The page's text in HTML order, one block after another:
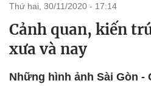
thứ hai, 30/11/2020 - 17:14
Cảnh quan, kiến
xưa và nay
Những hình ảnh Sài Gòn -